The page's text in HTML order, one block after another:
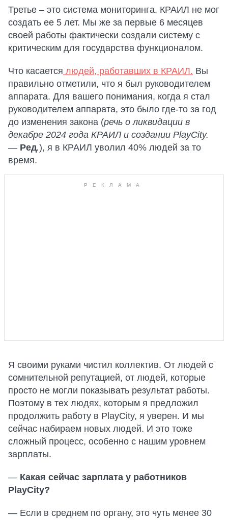
Третье – это система мониторинга. КРАИЛ не мог
создать ее 5 лет. Мы же за первые 6 месяцев
своей работы фактически создали систему с
критическим для государства функционалом.
Что касается людей, работавших в КРАИЛ. Вы
правильно отметили, что я был руководителем
аппарата. Для вашего понимания, когда я стал
руководителем аппарата, это было где-то за год
до изменения закона (речь о ликвидации в
декабре 2024 года КРАИЛ и создании PlayCity.
— Ред.), я в КРАИЛ уволил 40% людей за то
время.
Я своими руками чистил коллектив. От людей с
сомнительной репутацией, от людей, которые
просто не могли показывать результат работы.
Поэтому в тех людях, которым я предложил
продолжить работу в PlayCity, я уверен. И мы
сейчас набираем новых людей. И это тоже
сложный процесс, особенно с нашим уровнем
зарплаты.
— Какая сейчас зарплата у работников
PlayCity?
— Если в среднем по органу, это чуть менее 30